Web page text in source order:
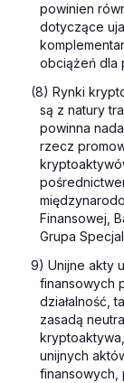
powinien
dotyczące
obciążeń dla
(8) Rynki
są z natury
powinna
rzecz
Finansowej,
Grupa
9) Unijne akty
finansowych
działalność,
zasadą
unijnych
finansowych,